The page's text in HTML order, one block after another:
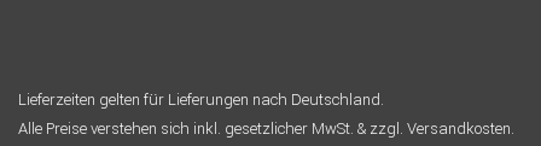
Lieferzeiten gelten für Lieferungen nach Deutschland.
Alle Preise verstehen sich inkl. gesetzlicher MwSt. & zzgl. Versandkosten.